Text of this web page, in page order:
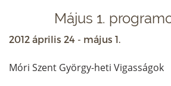
Május 1.
2012 április 24 - május 1.
Móri Szent György-heti Vigasságok